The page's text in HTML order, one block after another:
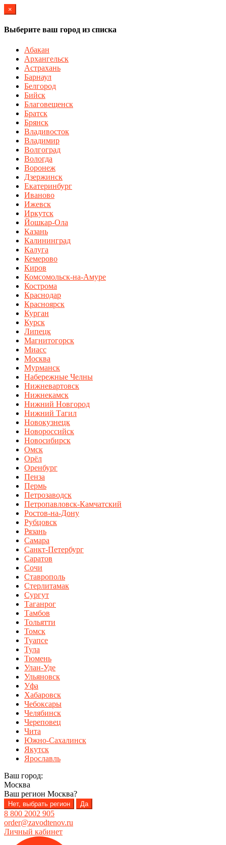
×
Выберите ваш город из списка
Абакан
Архангельск
Астрахань
Барнаул
Белгород
Бийск
Благовещенск
Братск
Брянск
Владивосток
Владимир
Волгоград
Вологда
Воронеж
Дзержинск
Екатеринбург
Иваново
Ижевск
Иркутск
Йошкар-Ола
Казань
Калининград
Калуга
Кемерово
Киров
Комсомольск-на-Амуре
Кострома
Краснодар
Красноярск
Курган
Курск
Липецк
Магнитогорск
Миасс
Москва
Мурманск
Набережные Челны
Нижневартовск
Нижнекамск
Нижний Новгород
Нижний Тагил
Новокузнецк
Новороссийск
Новосибирск
Омск
Орёл
Оренбург
Пенза
Пермь
Петрозаводск
Петропавловск-Камчатский
Ростов-на-Дону
Рубцовск
Рязань
Самара
Санкт-Петербург
Саратов
Сочи
Ставрополь
Стерлитамак
Сургут
Таганрог
Тамбов
Тольятти
Томск
Туапсе
Тула
Тюмень
Улан-Уде
Ульяновск
Уфа
Хабаровск
Чебоксары
Челябинск
Череповец
Чита
Южно-Сахалинск
Якутск
Ярославль
Ваш город:
Москва
Ваш регион Москва?
Нет, выбрать регион Да
8 800 2002 905
order@zavodtenov.ru
Личный кабинет
Перейти
Перейти